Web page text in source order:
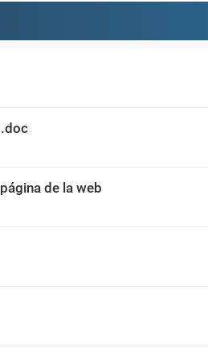
de la web